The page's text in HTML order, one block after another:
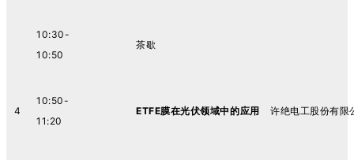
10:30-
10:50
茶歇
4
10:50-
11:20
ETFE膜在光伏领域中的应用 许绝电工股份有